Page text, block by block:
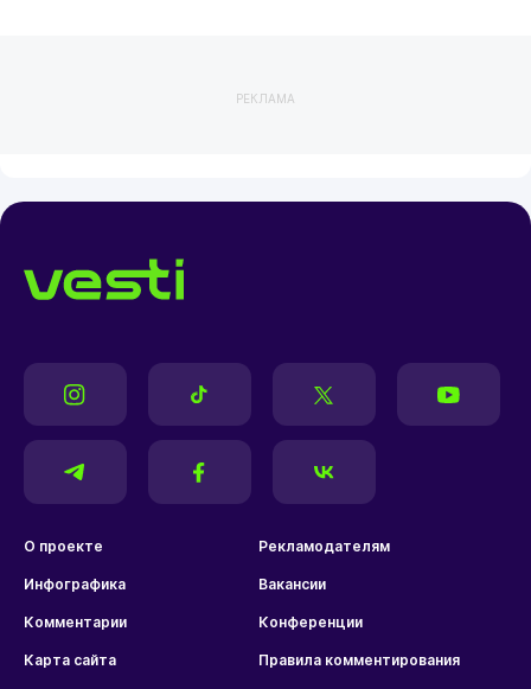
РЕКЛАМА
О проекте Рекламодателям
Инфографика Вакансии
Комментарии Конференции
Карта сайта Правила комментирования